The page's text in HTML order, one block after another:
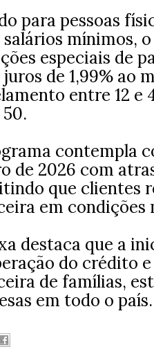
para pessoas
mínimos,
especiais de
de 1,99% ao
entre 12 e
50.
contempla
de 2026 com
que clientes
em condições
destaca que a
do crédito
de famílias,
em todo o país.